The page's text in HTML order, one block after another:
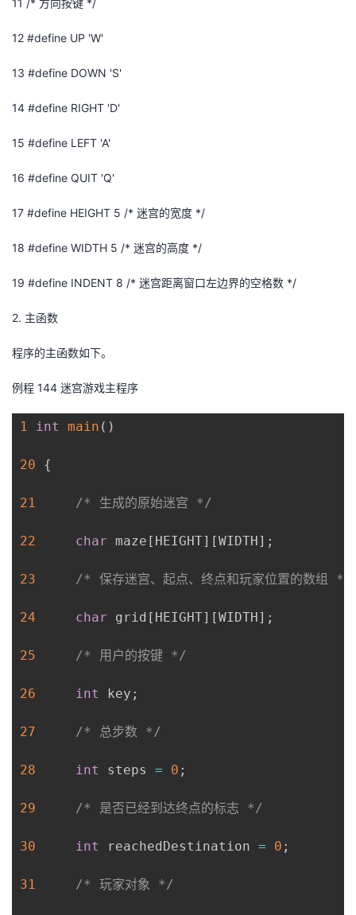
12 #define UP 'W'
13 #define DOWN 'S'
14 #define RIGHT 'D'
15 #define LEFT 'A'
16 #define QUIT 'Q'
17 #define HEIGHT 5 /* 迷宫的宽度 */
18 #define WIDTH 5 /* 迷宫的高度 */
19 #define INDENT 8 /* 迷宫距离窗口左边界的空格数 */
2. 主函数
程序的主函数如下。
例程 144 迷宫游戏主程序
1 int main ( )
20 {
21 /* 生成的原始迷宫 */
22 char maze [ HEIGHT] [WIDTH] ;
23 /* 保存迷宫、起点、终点和玩家位置的数组 */
24 char grid [ HEIGHT] [WIDTH] ;
25 /* 用户的按键 */
26 int key ;
27 /* 总步数 */
28 int steps = 0 ;
29 /* 是否已经到达终点的标志 */
30 int reachedDestination = 0 ;
31 /* 玩家对象 */